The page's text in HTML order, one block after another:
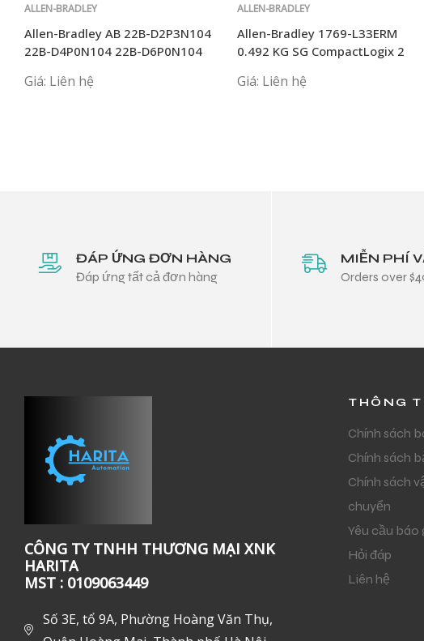
ALLEN-BRADLEY
Allen-Bradley AB 22B-D2P3N104
22B-D4P0N104 22B-D6P0N104
Giá: Liên hệ
ALLEN-BRADLEY
Allen-Bradley 1769-L33ERM
0.492 KG SG CompactLogix 2
Giá: Liên hệ
ĐÁP ỨNG ĐƠN HÀNG
Đáp ứng tất cả đơn hàng
MIỄN PHÍ
Orders over
CÔNG TY TNHH THƯƠNG MẠI XNK
HARITA
MST : 0109063449
Số 3E, tổ 9A, Phường Hoàng Văn Thụ,
THÔNG
Chính sách
Chính sách
Chính sách
chuyển
Yêu cầu báo
Hỏi đáp
Liên hệ